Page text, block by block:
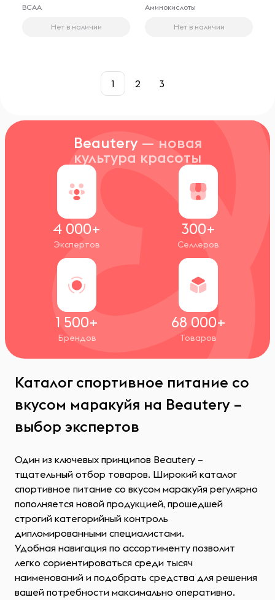
BCAA
Нет в наличии
Аминокислоты
Нет в наличии
1 2 3
Beautery — новая
культура красоты
4 000+
Экспертов
300+
Селлеров
1 500+
Брендов
68 000+
Товаров
Каталог спортивное питание со
вкусом маракуйя на Beautery –
выбор экспертов
Один из ключевых принципов Beautery –
тщательный отбор товаров. Широкий каталог
спортивное питание со вкусом маракуйя регулярно
пополняется новой продукцией, прошедшей
строгий категорийный контроль
дипломированными специалистами.
Удобная навигация по ассортименту позволит
легко сориентироваться среди тысяч
наименований и подобрать средства для решения
вашей потребности максимально оперативно.